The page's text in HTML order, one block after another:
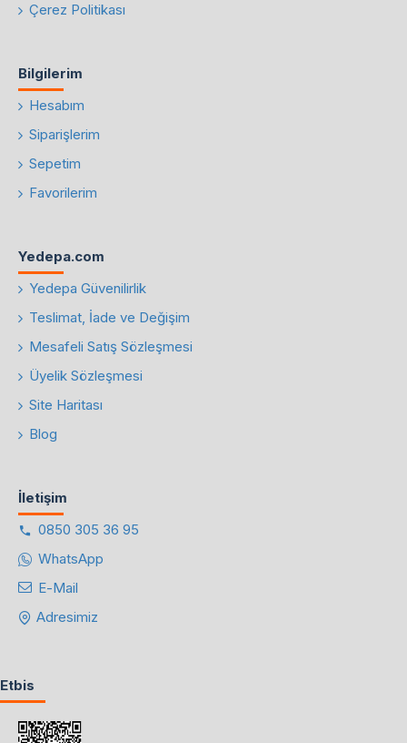
Çerez Politikası
Bilgilerim
Hesabım
Siparişlerim
Sepetim
Favorilerim
Yedepa.com
Yedepa Güvenilirlik
Teslimat, İade ve Değişim
Mesafeli Satış Sözleşmesi
Üyelik Sözleşmesi
Site Haritası
Blog
İletişim
0850 305 36 95
WhatsApp
E-Mail
Adresimiz
Etbis